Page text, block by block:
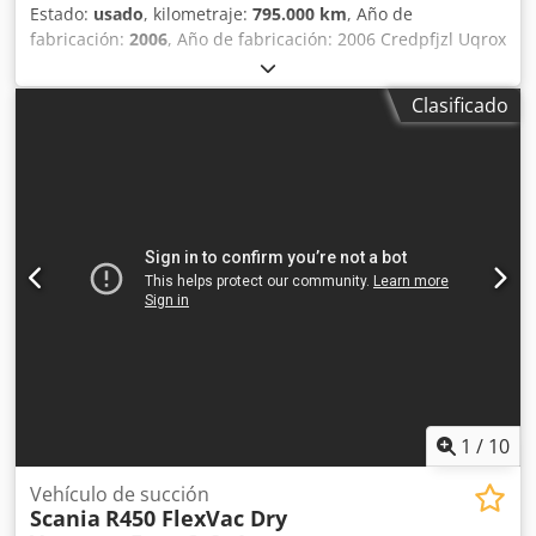
Estado: usado, kilometraje: 795.000 km, Año de
fabricación: 2006, Año de fabricación: 2006 Credpfjzl Uqrox
Clasificado
1 / 10
Vehículo de succión
Scania R450 FlexVac Dry